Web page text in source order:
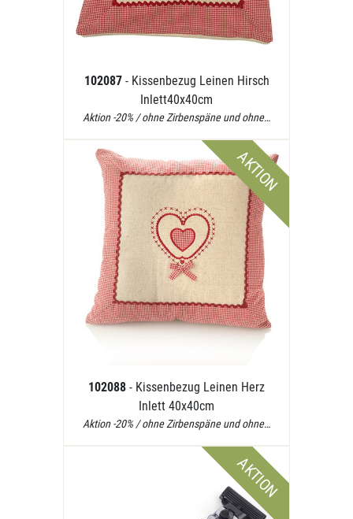
102087 - Kissenbezug Leinen Hirsch
Inlett40x40cm
Aktion -20% / ohne Zirbenspäne und ohne…
AKTION
102088 - Kissenbezug Leinen Herz
Inlett 40x40cm
Aktion -20% / ohne Zirbenspäne und ohne…
AKTION